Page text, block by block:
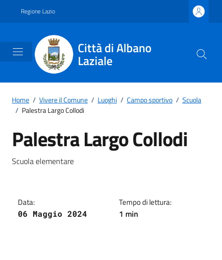
Regione Lazio
Città di Albano
Laziale
Home / Vivere il Comune / Luoghi / Campo sportivo / Scuola
/ Palestra Largo Collodi
Palestra Largo Collodi
Dettagli della notizia
Scuola elementare
Data:
06 Maggio 2024
Tempo di lettura:
1 min